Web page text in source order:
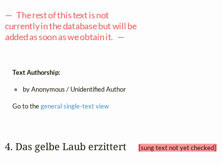
— The rest of this text is not
currently in the database but will be
added as soon as we obtain it. —
Text Authorship:
by Anonymous / Unidentified Author
Go to thegeneral single-text view
4. Das gelbe Laub erzittert [sung text not yet checked]